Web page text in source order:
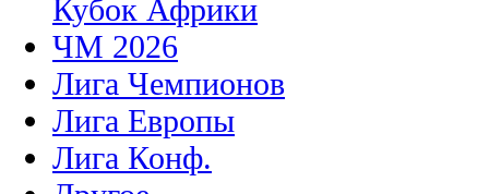
Кубок Африки
ЧМ 2026
Лига Чемпионов
Лига Европы
Лига Конф.